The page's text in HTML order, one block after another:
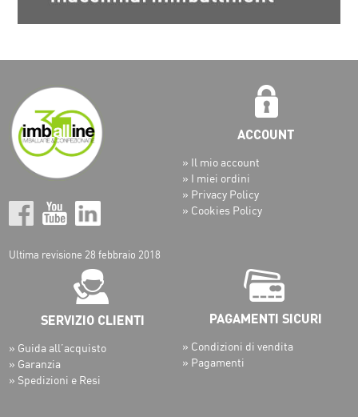
Ultima revisione 28 febbraio 2018
» Il mio account
» I miei ordini
» Privacy Policy
» Cookies Policy
» Guida all’acquisto
» Garanzia
» Spedizioni e Resi
» Condizioni di vendita
» Pagamenti